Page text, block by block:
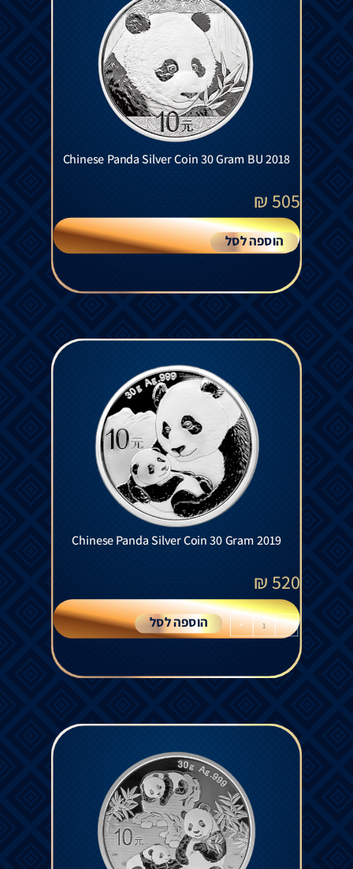
Chinese Panda Silver Coin 30 Gram BU 2018
505
₪
הוספה לסל
Chinese Panda Silver Coin 30 Gram 2019
520
₪
-
+ הוספה לסל